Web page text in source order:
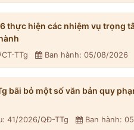
thực hiện các nhiệm vụ trọng
TTg Ban hành: 05/08/2026
bãi bỏ một số văn bản quy
41/2026/QĐ-TTg Ban hành: